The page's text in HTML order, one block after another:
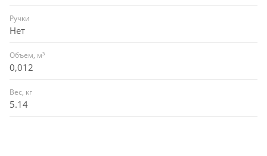
Ручки
Нет
Объем, м³
0,012
Вес, кг
5.14